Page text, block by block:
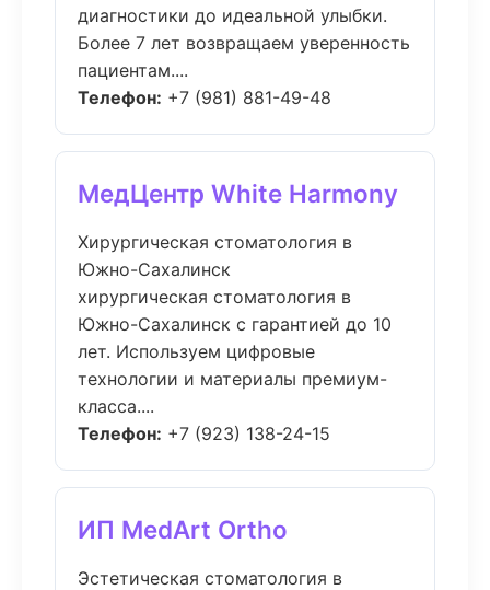
диагностики до идеальной улыбки.
Более 7 лет возвращаем уверенность
пациентам....
Телефон: +7 (981) 881-49-48
МедЦентр White Harmony
Хирургическая стоматология в
Южно-Сахалинск
хирургическая стоматология в
Южно-Сахалинск с гарантией до 10
лет. Используем цифровые
технологии и материалы премиум-
класса....
Телефон: +7 (923) 138-24-15
ИП MedArt Ortho
Эстетическая стоматология в